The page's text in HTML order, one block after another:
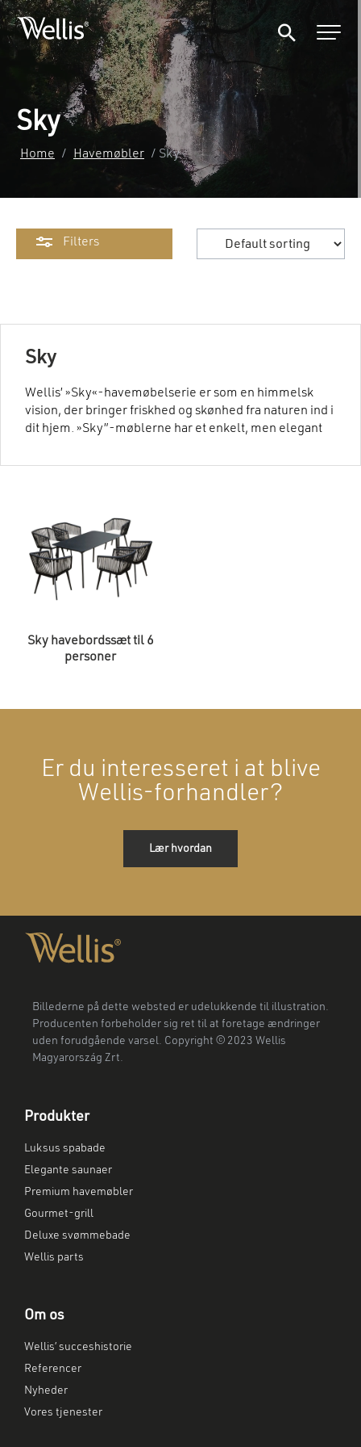
Sky
Home / Havemøbler / Sky
Filters
Sky
Wellis’ »Sky«-havemøbelserie er som en himmelsk
vision, der bringer friskhed og skønhed fra naturen ind i
dit hjem. »Sky”-møblerne har et enkelt, men elegant
sidde i den komfortable »Sky«-sofa og beundre
Sky havebordssæt til 6
personer
Er du interesseret i at blive
Wellis-forhandler?
Lær hvordan
Billederne på dette websted er udelukkende til illustration.
Producenten forbeholder sig ret til at foretage ændringer
uden forudgående varsel. Copyright © 2023 Wellis
Magyarország Zrt.
Produkter
Luksus spabade
Elegante saunaer
Premium havemøbler
Gourmet-grill
Deluxe svømmebade
Wellis parts
Om os
Wellis’ succeshistorie
Referencer
Nyheder
Vores tjenester